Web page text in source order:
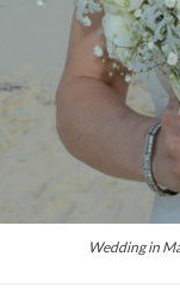
Wedding in